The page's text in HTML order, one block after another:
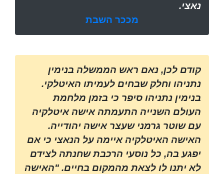
נאצי.
מככר השבת
קודם לכן, נאם ראש הממשלה בנימין
נתניהו וחלק שבחים לעמיתו האיטלקי.
בנימין נתניהו סיפר כי בזמן מלחמת
העולם השנייה התעמתה אישה איטלקיה
עם שוטר גרמני שעצר אישה יהודייה.
האישה האיטלקיה איימה על הנאצי כי אם
יפגע בה, כל נוסעי הרכבת שחנתה לצידם
לא יתנו לו לצאת מהמקום בחיים. "האישה